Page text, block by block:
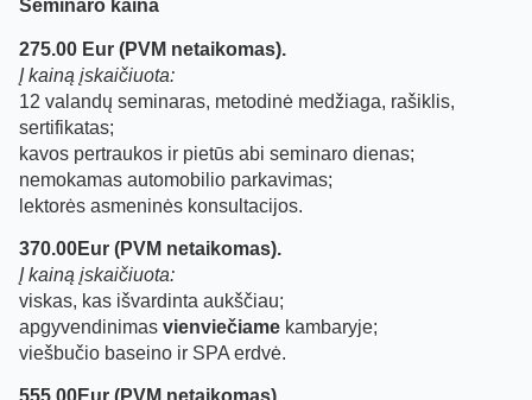
Seminaro kaina
275.00 Eur (PVM netaikomas).
Į kainą įskaičiuota:
12 valandų seminaras, metodinė medžiaga, rašiklis,
sertifikatas;
kavos pertraukos ir pietūs abi seminaro dienas;
nemokamas automobilio parkavimas;
lektorės asmeninės konsultacijos.
370.00Eur (PVM netaikomas).
Į kainą įskaičiuota:
viskas, kas išvardinta aukščiau;
apgyvendinimas vienviečiame kambaryje;
viešbučio baseino ir SPA erdvė.